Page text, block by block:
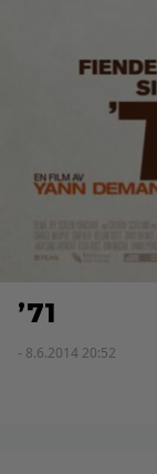
’71
- 8.6.2014 20:52